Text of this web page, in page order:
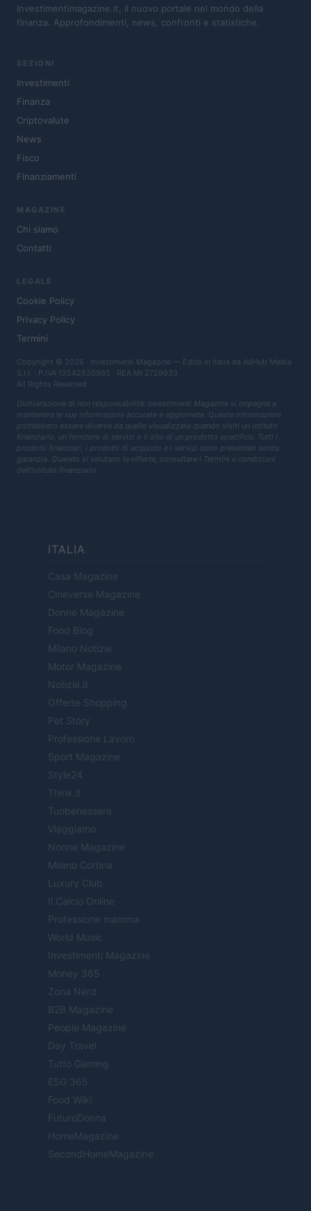
Investimentimagazine.it, il nuovo portale nel mondo della
finanza. Approfondimenti, news, confronti e statistiche.
SEZIONI
Investimenti
Finanza
Criptovalute
News
Fisco
Finanziamenti
MAGAZINE
Chi siamo
Contatti
LEGALE
Cookie Policy
Privacy Policy
Termini
Copyright © 2026 · Investimenti Magazine — Edito in Italia da AdHub Media
S.r.l. · P.IVA 13542920965 · REA MI 2729933
All Rights Reserved
Dichiarazione di non responsabilità: Investimenti Magazine si impegna a
mantenere le sue informazioni accurate e aggiornate. Queste informazioni
potrebbero essere diverse da quelle visualizzate quando visiti un istituto
finanziario, un fornitore di servizi o il sito di un prodotto specifico. Tutti i
prodotti finanziari, i prodotti di acquisto e i servizi sono presentati senza
garanzia. Quando si valutano le offerte, consultare i Termini e condizioni
dell'istituto finanziario.
ITALIA
Casa Magazine
Cineverse Magazine
Donne Magazine
Food Blog
Milano Notizie
Motor Magazine
Notizie.it
Offerte Shopping
Pet Story
Professione Lavoro
Sport Magazine
Style24
Think.it
Tuobenessere
Viaggiamo
Nonne Magazine
Milano Cortina
Luxury Club
Il Calcio Online
Professione mamma
World Music
Investimenti Magazine
Money 365
Zona Nerd
B2B Magazine
People Magazine
Day Travel
Tutto Gaming
ESG 365
Food Wiki
FuturoDonna
HomeMagazine
SecondHomeMagazine